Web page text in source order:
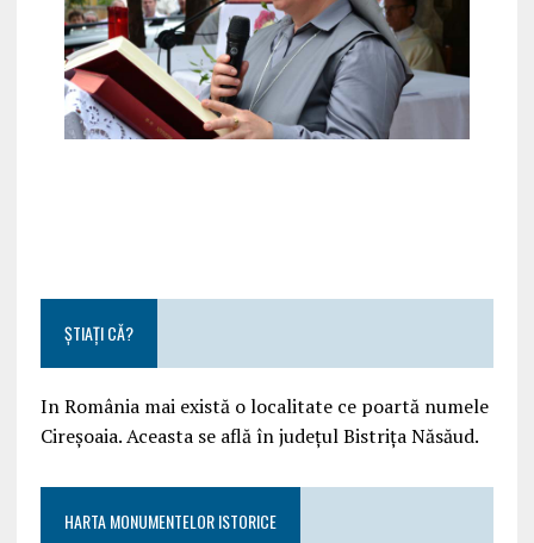
ȘTIAȚI CĂ?
In România mai există o localitate ce poartă numele
Cireșoaia. Aceasta se află în județul Bistrița Năsăud.
HARTA MONUMENTELOR ISTORICE